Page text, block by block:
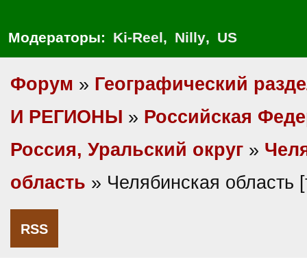
Модераторы: Ki-Reel, Nilly, US
Форум » Географический
И РЕГИОНЫ » Российская
Россия, Уральский округ »
область » Челябинская
RSS